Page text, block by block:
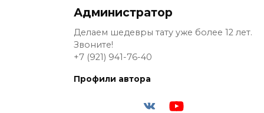
Администратор
Делаем шедевры тату уже более 12 лет.
Звоните!
+7 (921) 941-76-40
Профили автора